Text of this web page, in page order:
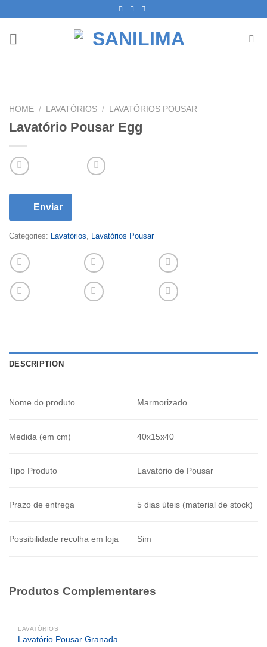
content
HOME / LAVATÓRIOS / LAVATÓRIOS POUSAR
Lavatório Pousar Egg
Enviar
Categories: Lavatórios, Lavatórios Pousar
DESCRIPTION
Nome do produto Marmorizado
Medida (em cm) 40x15x40
Tipo Produto Lavatório de Pousar
Prazo de entrega 5 dias úteis (material de stock)
Possibilidade recolha em loja Sim
Produtos Complementares
LAVATÓRIOS
Lavatório Pousar Granada